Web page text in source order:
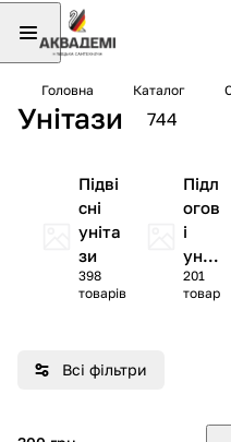
Головна Каталог
Унітази 744
Підві
сні
уніта
зи
398
товарів
Підл
огов
і
уніт
ази
201
товар
Всі фільтри